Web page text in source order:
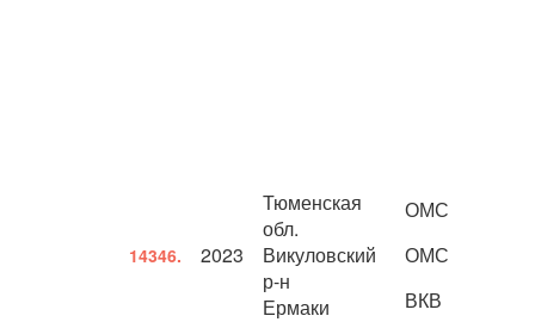
14346. 2023
Тюменская
обл.
Викуловский
р-н
Ермаки
ОМС
ОМС
ВКВ